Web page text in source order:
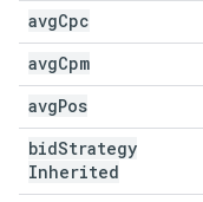
avgCpc
avgCpm
avgPos
bidStrategy
Inherited